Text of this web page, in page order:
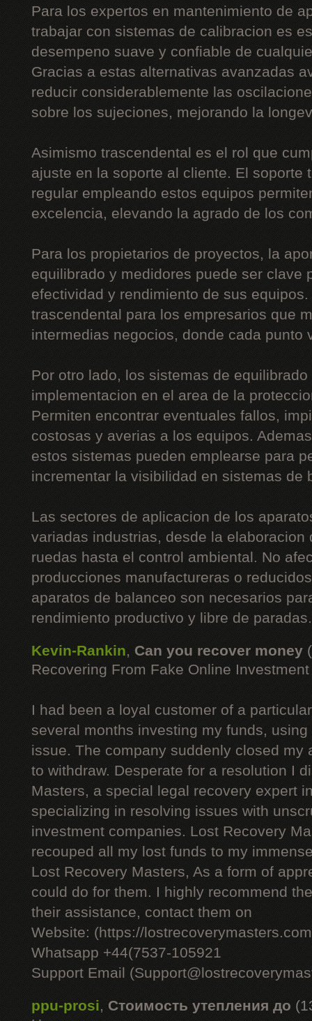
Para los expertos en mantenimiento de
trabajar con sistemas de calibracion es
desempeno suave y confiable de
Gracias a estas alternativas avanzadas
reducir considerablemente las
sobre los sujeciones, mejorando la
Asimismo trascendental es el rol que
ajuste en la soporte al cliente. El soporte
regular empleando estos equipos
excelencia, elevando la agrado de los
Para los propietarios de proyectos, la
equilibrado y medidores puede ser clave
efectividad y rendimiento de sus
trascendental para los empresarios que
intermedias negocios, donde cada punto
Por otro lado, los sistemas de
implementacion en el area de la
Permiten encontrar eventuales fallos,
costosas y averias a los equipos.
estos sistemas pueden emplearse para
incrementar la visibilidad en sistemas de
Las sectores de aplicacion de los
variadas industrias, desde la elaboracion
ruedas hasta el control ambiental. No
producciones manufactureras o
aparatos de balanceo son necesarios
rendimiento productivo y libre de paradas.
Kevin-Rankin, Can you recover money
Recovering From Fake Online
I had been a loyal customer of a
several months investing my funds,
issue. The company suddenly closed my
to withdraw. Desperate for a resolution I
Masters, a special legal recovery expert
specializing in resolving issues with
investment companies. Lost Recovery
recouped all my lost funds to my
Lost Recovery Masters, As a form of
could do for them. I highly recommend
their assistance, contact them on
Website: (https://
Whatsapp +44(7537-105921
Support Email
ppu-prosi, Стоимость утепления до